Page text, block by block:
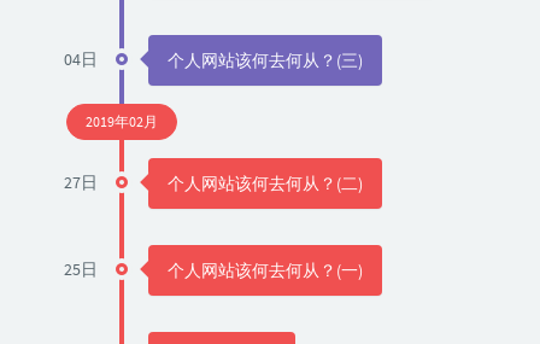
04日 个人网站该何去何从？(三)
2019年02月
27日 个人网站该何去何从？(二)
25日 个人网站该何去何从？(一)